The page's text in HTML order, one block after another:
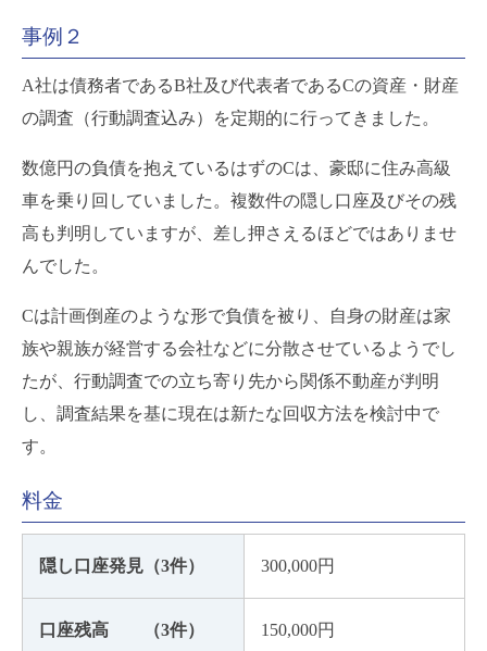
事例２
A社は債務者であるB社及び代表者であるCの資産・財産
の調査（行動調査込み）を定期的に行ってきました。
数億円の負債を抱えているはずのCは、豪邸に住み高級
車を乗り回していました。複数件の隠し口座及びその残
高も判明していますが、差し押さえるほどではありませ
んでした。
Cは計画倒産のような形で負債を被り、自身の財産は家
族や親族が経営する会社などに分散させているようでし
たが、行動調査での立ち寄り先から関係不動産が判明
し、調査結果を基に現在は新たな回収方法を検討中で
す。
料金
隠し口座発見（3件） 300,000円
口座残高 （3件） 150,000円